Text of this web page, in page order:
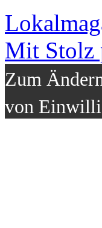
Mit Stolz
Zum
von